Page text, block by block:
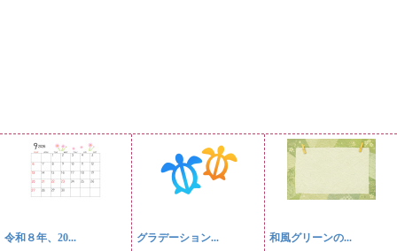
令和８年、20... グラデーション... 和風グリーンの...